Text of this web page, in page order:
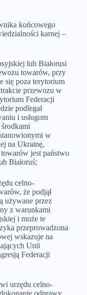
końcowego
karnej –
lub Białorusi
towarów, przy
się poza terytorium
przewozu w
Federacji
podlegał
i usługom
w
na Ukrainę,
jest państwo
Białoruś;
celno-
że podjął
używane przez
z warunkami
i może te
przeprowadzona
wskazuje na
Unii
Federacji
urzędu celno-
odprawy